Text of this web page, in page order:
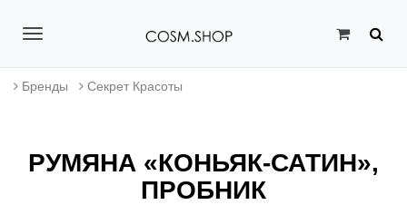
T
o
l
Бренды Секрет Красоты
РУМЯНА «КОНЬЯК-САТИН»,
ПРОБНИК